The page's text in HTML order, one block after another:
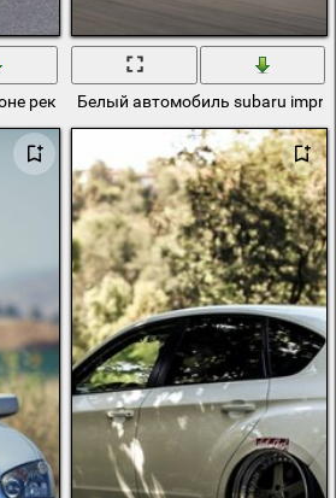
реки Белый автомобиль subaru